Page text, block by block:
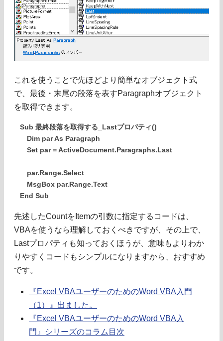
これを使うことで先ほどより簡単なオブジェクト式
で、最後・末尾の段落を表すParagraphオブジェクト
を取得できます。
Sub 最終段落を取得する_Lastプロパティ()
Dim par As Paragraph
Set par = ActiveDocument.Paragraphs.Last
par.Range.Select
MsgBox par.Range.Text
End Sub
先述したCountをItemの引数に指定するコードは、
VBAを使うなら理解しておくべきですが、その上で、
Lastプロパティも知っておくほうが、意味もよりわか
りやすくコードもシンプルになりますから、おすすめ
です。
『Excel VBAユーザーのためのWord VBA入門
（1）』出ました。
『Excel VBAユーザーのためのWord VBA入
門』シリーズのコラム目次